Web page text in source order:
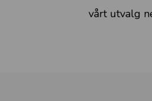
vårt utvalg